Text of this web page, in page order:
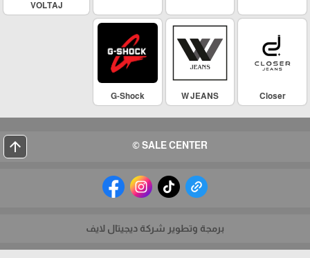
VOLTAJ
Closer
W JEANS
G-Shock
SALE CENTER ©
arrow_upward
برمجة وتطوير شركة ديجيتال لايف